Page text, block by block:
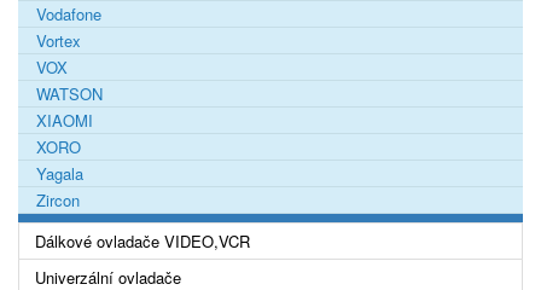
Vodafone
Vortex
VOX
WATSON
XIAOMI
XORO
Yagala
Zircon
Dálkové ovladače VIDEO,VCR
Univerzální ovladače